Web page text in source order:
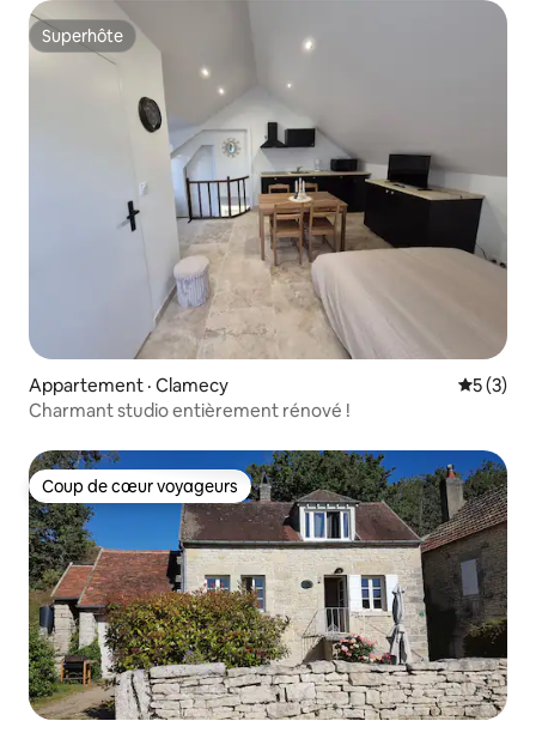
Superhôte
Superhôte
Appartement · Clamecy Note
5 (3)
Charmant studio entièrement rénové !
Coup de cœur voyageurs
Coup de cœur voyageurs